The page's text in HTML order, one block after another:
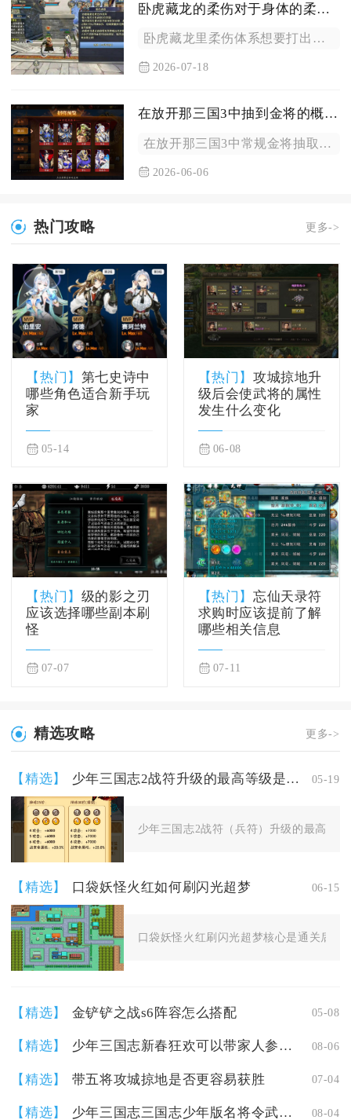
卧虎藏龙的柔伤对于身体的柔韧度有何要求
卧虎藏龙里柔伤体系想要打出完整伤害闭环，角色柔韧度最低需要达...
2026-07-18
在放开那三国3中抽到金将的概率有多大
在放开那三国3中常规金将抽取基础综合概率约为1.2%-1.8...
2026-06-06
热门攻略 更多->
【热门】 第七史诗中
哪些角色适合新手玩
家
05-14
【热门】攻城掠地升
级后会使武将的属性
发生什么变化
06-08
【热门】 级的影之刃
应该选择哪些副本刷
怪
07-07
【热门】忘仙天录符
求购时应该提前了解
哪些相关信息
07-11
精选攻略 更多->
【精选】 少年三国志2战符升级的最高等级是多少 05-19
少年三国志2战符（兵符）升级的最高等
【精选】 口袋妖怪火红如何刷闪光超梦 06-15
口袋妖怪火红刷闪光超梦核心是通关后解
【精选】 金铲铲之战s6阵容怎么搭配 05-08
【精选】 少年三国志新春狂欢可以带家人参加吗 08-06
【精选】 带五将攻城掠地是否更容易获胜 07-04
【精选】 少年三国志三国志少年版名将令武将技能怎么搭配 08-04